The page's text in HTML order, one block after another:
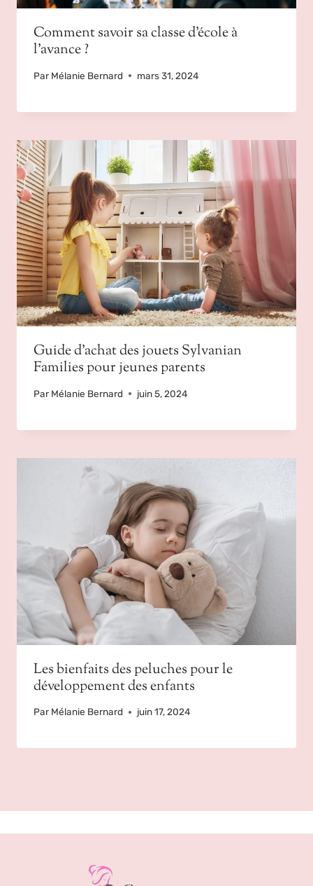
Comment savoir sa classe d’école à
l’avance ?
Par Mélanie Bernard mars 31, 2024
Guide d’achat des jouets Sylvanian
Families pour jeunes parents
Par Mélanie Bernard juin 5, 2024
Les bienfaits des peluches pour le
développement des enfants
Par Mélanie Bernard juin 17, 2024